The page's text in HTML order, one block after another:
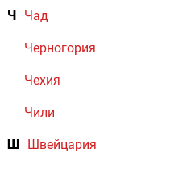
Ч Чад
Черногория
Чехия
Чили
Ш Швейцария